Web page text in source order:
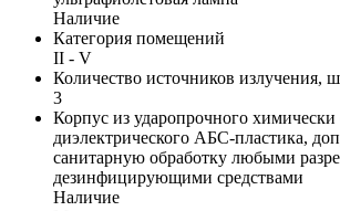
Наличие
Категория помещений
II - V
Количество источников излучения,
3
Корпус из ударопрочного химически
диэлектрического АБС-пластика,
санитарную обработку любыми
дезинфицирующими средствами
Наличие